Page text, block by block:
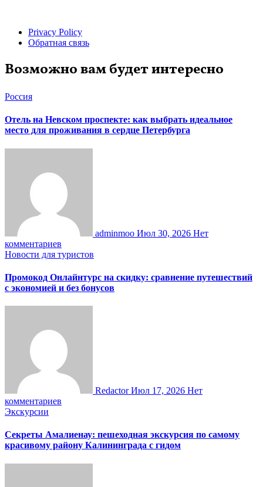
Privacy Policy
Обратная связь
Возможно вам будет интересно
Россия
Отель на Невском проспекте: как выбрать идеальное
место для проживания в сердце Петербурга
adminmoo Июл 30, 2026 Нет
комментариев
Новости для туристов
Промокод Онлайнтурс на скидку: сравнение путешествий
с экономией и без бонусов
RedactorИюл 17, 2026 Нет
комментариев
Экскурсии
Секреты Амалиенау: пешеходная экскурсия по самому
красивому району Калининграда с гидом